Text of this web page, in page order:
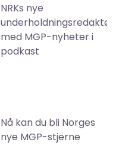
NRKs nye
underholdningsredaktør
med MGP-nyheter i
podkast
Nå kan du bli Norges
nye MGP-stjerne